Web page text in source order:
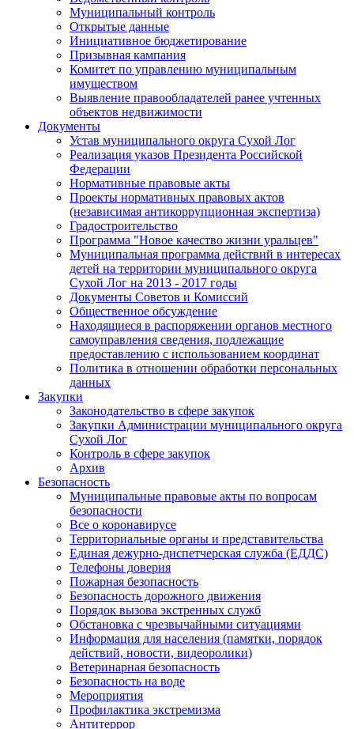
Муниципальный контроль
Открытые данные
Инициативное бюджетирование
Призывная кампания
Комитет по управлению муниципальным
имуществом
Выявление правообладателей ранее учтенных
объектов недвижимости
Документы
Устав муниципального округа Сухой Лог
Реализация указов Президента Российской
Федерации
Нормативные правовые акты
Проекты нормативных правовых актов
(независимая антикоррупционная экспертиза)
Градостроительство
Программа "Новое качество жизни уральцев"
Муниципальная программа действий в интересах
детей на территории муниципального округа
Сухой Лог на 2013 - 2017 годы
Документы Советов и Комиссий
Общественное обсуждение
Находящиеся в распоряжении органов местного
самоуправления сведения, подлежащие
предоставлению с использованием координат
Политика в отношении обработки персональных
данных
Закупки
Законодательство в сфере закупок
Закупки Администрации муниципального округа
Сухой Лог
Контроль в сфере закупок
Архив
Безопасность
Муниципальные правовые акты по вопросам
безопасности
Все о коронавирусе
Территориальные органы и представительства
Единая дежурно-диспетчерская служба (ЕДДС)
Телефоны доверия
Пожарная безопасность
Безопасность дорожного движения
Порядок вызова экстренных служб
Обстановка с чрезвычайными ситуациями
Информация для населения (памятки, порядок
действий, новости, видеоролики)
Ветеринарная безопасность
Безопасность на воде
Мероприятия
Профилактика экстремизма
Антитеррор